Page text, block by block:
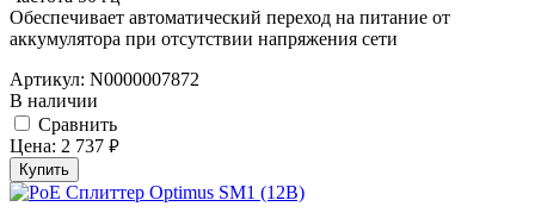
Обеспечивает автоматический переход на питание от
аккумулятора при отсутствии напряжения сети
Артикул: N0000007872
В наличии
Cравнить
Цена: 2 737 руб.
Купить